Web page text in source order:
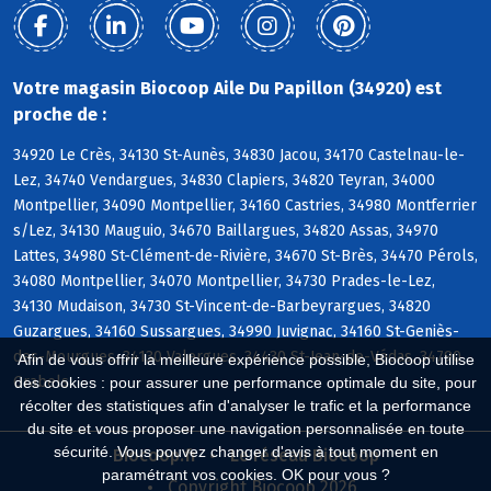
Afin de vous offrir la meilleure expérience possible, Biocoop utilise
des cookies : pour assurer une performance optimale du site, pour
récolter des statistiques afin d'analyser le trafic et la performance
du site et vous proposer une navigation personnalisée en toute
sécurité. Vous pouvez changer d'avis à tout moment en
paramétrant vos cookies. OK pour vous ?
Votre magasin Biocoop Aile Du Papillon (34920) est
proche de :
34920 Le Crès, 34130 St-Aunès, 34830 Jacou, 34170 Castelnau-le-
Lez, 34740 Vendargues, 34830 Clapiers, 34820 Teyran, 34000
Montpellier, 34090 Montpellier, 34160 Castries, 34980 Montferrier
s/Lez, 34130 Mauguio, 34670 Baillargues, 34820 Assas, 34970
Lattes, 34980 St-Clément-de-Rivière, 34670 St-Brès, 34470 Pérols,
34080 Montpellier, 34070 Montpellier, 34730 Prades-le-Lez,
34130 Mudaison, 34730 St-Vincent-de-Barbeyrargues, 34820
Guzargues, 34160 Sussargues, 34990 Juvignac, 34160 St-Geniès-
des-Mourgues, 34130 Valergues, 34430 St-Jean-de-Védas, 34790
Grabels
Biocoop.fr
Le réseau Biocoop